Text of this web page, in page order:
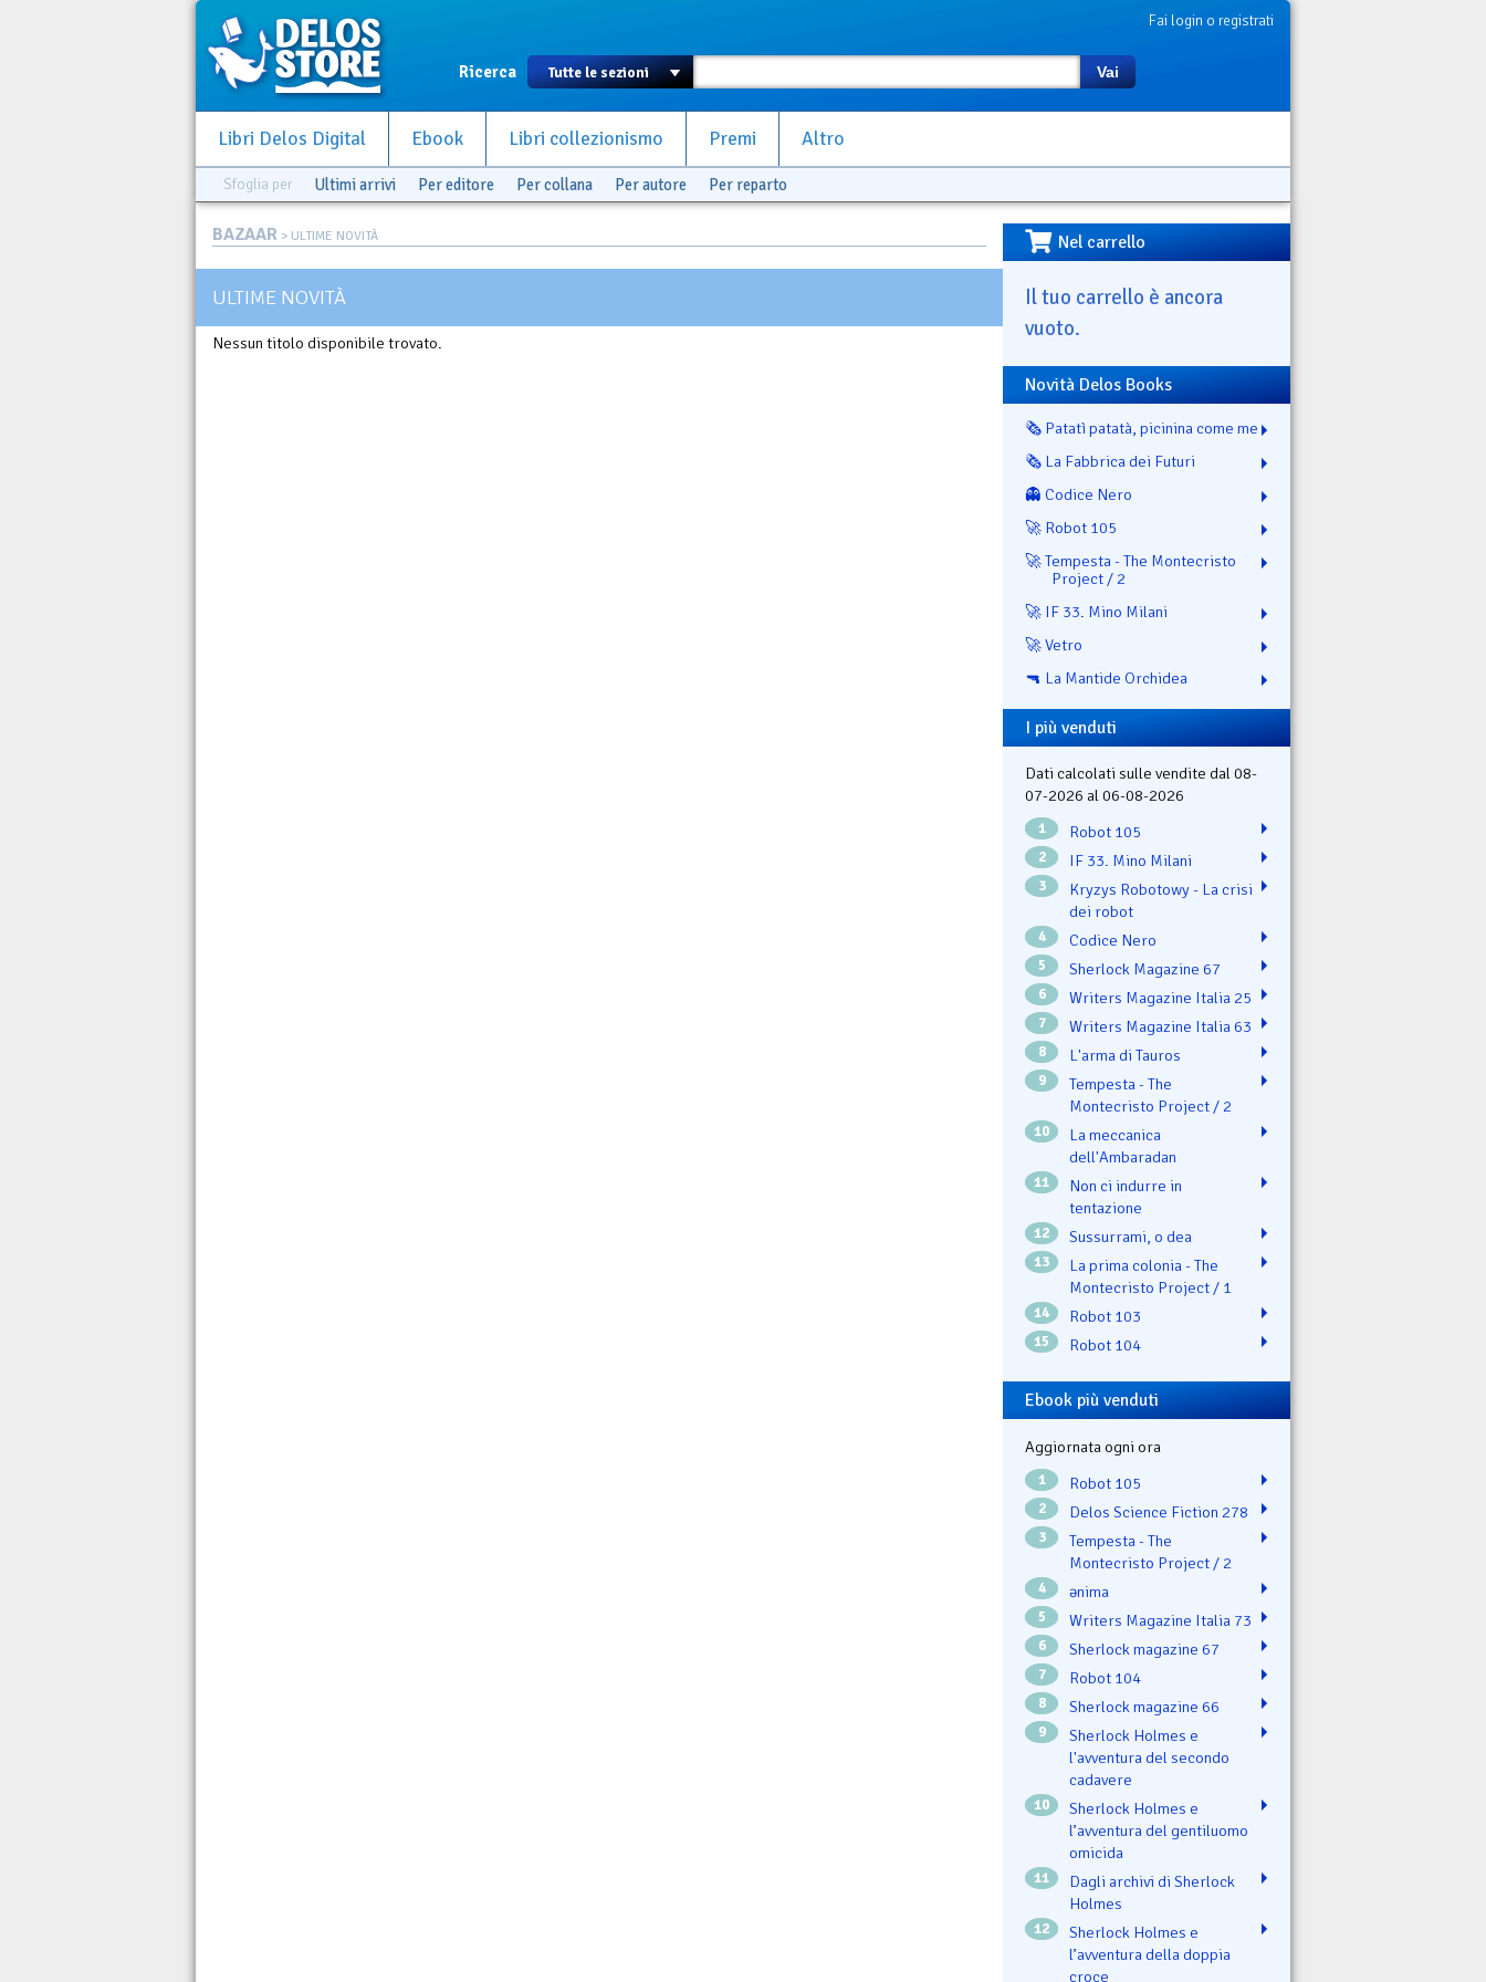
Fai login o registrati
Ricerca Vai
Libri Delos Digital Ebook Libri collezionismo Premi Altro
Sfoglia per Ultimi arrivi Per editore Per collana Per autore Per reparto
BAZAAR > ULTIME NOVITÀ
ULTIME NOVITÀ
Nessun titolo disponibile trovato.
Nel carrello
Il tuo carrello è ancora
vuoto.
Novità Delos Books
🗞️ Patatì patatà, picinina come me
🗞️ La Fabbrica dei Futuri
👻 Codice Nero
🚀 Robot 105
🚀 Tempesta - The Montecristo
Project / 2
🚀 IF 33. Mino Milani
🚀 Vetro
🔫 La Mantide Orchidea
I più venduti
Dati calcolati sulle vendite dal 08-
07-2026 al 06-08-2026
1 Robot 105
2 IF 33. Mino Milani
3
Kryzys Robotowy - La crisi
dei robot
4 Codice Nero
5 Sherlock Magazine 67
6 Writers Magazine Italia 25
7 Writers Magazine Italia 63
8 L'arma di Tauros
9
Tempesta - The
Montecristo Project / 2
10
La meccanica
dell'Ambaradan
11
Non ci indurre in
tentazione
12 Sussurrami, o dea
13
La prima colonia - The
Montecristo Project / 1
14 Robot 103
15 Robot 104
Ebook più venduti
Aggiornata ogni ora
1 Robot 105
2 Delos Science Fiction 278
3
Tempesta - The
Montecristo Project / 2
4 ənima
5 Writers Magazine Italia 73
6 Sherlock magazine 67
7 Robot 104
8 Sherlock magazine 66
9
Sherlock Holmes e
l'avventura del secondo
cadavere
10
Sherlock Holmes e
l’avventura del gentiluomo
omicida
11
Dagli archivi di Sherlock
Holmes
12
Sherlock Holmes e
l’avventura della doppia
croce